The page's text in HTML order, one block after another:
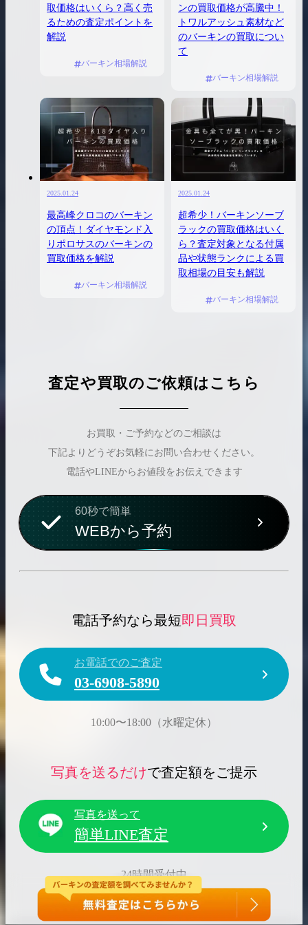
取価格はいくら？高く売
るための査定ポイントを
解説
バーキン相場解説
ンの買取価格が高騰中！
トワルアッシュ素材など
のバーキンの買取につい
て
バーキン相場解説
2025.01.24
最高峰クロコのバーキン
の頂点！ダイヤモンド入
りポロサスのバーキンの
買取価格を解説
バーキン相場解説
2025.01.24
超希少！バーキンソーブ
ラックの買取価格はいく
ら？査定対象となる付属
品や状態ランクによる買
取相場の目安も解説
バーキン相場解説
査定や買取のご依頼はこちら
お買取・ご予約などのご相談は
下記よりどうぞお気軽にお問い合わせください。
電話やLINEからお値段をお伝えできます
60秒で簡単
WEBから予約
電話予約なら最短即日買取
お電話でのご査定
03-6908-5890
10:00〜18:00（水曜定休）
写真を送るだけで査定額をご提示
写真を送って
簡単LINE査定
24時間受付中